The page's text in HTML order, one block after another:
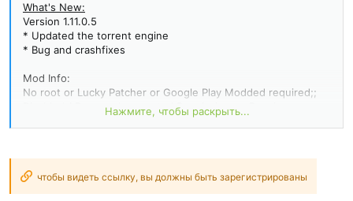
What's New:
Version 1.11.0.5
* Updated the torrent engine
* Bug and crashfixes
Mod Info:
No root or Lucky Patcher or Google Play Modded required;;
Disabled / Removed unwanted Permissions + Receivers +
Debug code removed;
Remove default .source tags name of the corresponding java
Нажмите, чтобы раскрыть...
чтобы видеть ссылку, вы должны быть зарегистрированы